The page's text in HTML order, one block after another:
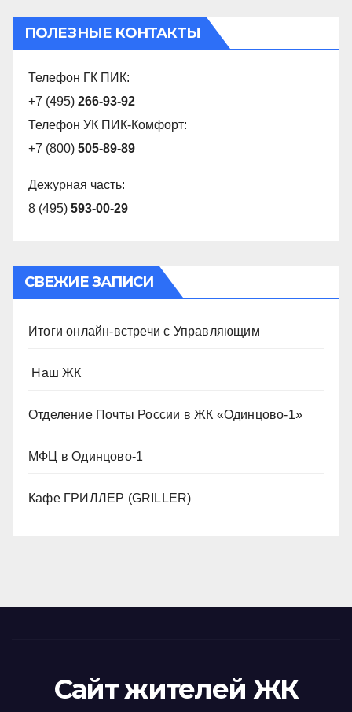
ПОЛЕЗНЫЕ КОНТАКТЫ
Телефон ГК ПИК:
+7 (495) 266-93-92
Телефон УК ПИК-Комфорт:
+7 (800) 505-89-89
Дежурная часть:
8 (495) 593-00-29
СВЕЖИЕ ЗАПИСИ
Итоги онлайн-встречи с Управляющим
️ Наш ЖК
Отделение Почты России в ЖК «Одинцово-1»
МФЦ в Одинцово-1
Кафе ГРИЛЛЕР (GRILLER)
Сайт жителей ЖК